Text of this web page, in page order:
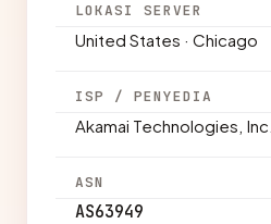
LOKASI SERVER
United States · Chicago
ISP / PENYEDIA
Akamai Technologies, Inc.
ASN
AS63949